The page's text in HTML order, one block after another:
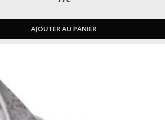
AJOUTER AU PANIER